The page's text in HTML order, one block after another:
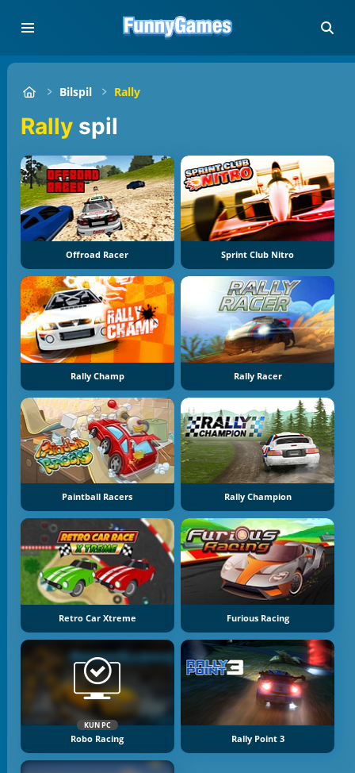
Bilspil Rally
Rally spil
Offroad Racer Sprint Club Nitro
Rally Champ Rally Racer
Paintball Racers Rally Champion
Retro Car Xtreme Furious Racing
KUN PC
Robo Racing Rally Point 3